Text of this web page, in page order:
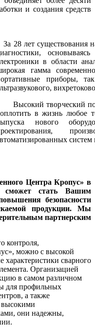
и создания средств
За 28 лет существования
в области
гамма
приборы,
Высокий творческий
в жизнь любое
нового
систем
Центра Кропус» в
сможет стать Вашим
безопасности
продукции. Мы
партнерским
контроля,
можно с высокой
характеристики сварного
Организацией
в самом различном
для профильных
а также
высокими
они надежны,